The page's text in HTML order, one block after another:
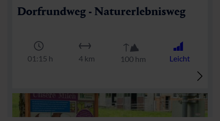
Dorfrundweg - Naturerlebnisweg
🏀
01:15 h
🔖
4 km 🜏
100 hm
🞽
Leicht